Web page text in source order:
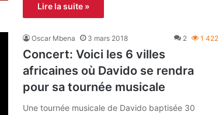
Lire la suite »
Oscar Mbena 3 mars 2018 2 1 422
Concert: Voici les 6 villes
africaines où Davido se rendra
pour sa tournée musicale
Une tournée musicale de Davido baptisée 30